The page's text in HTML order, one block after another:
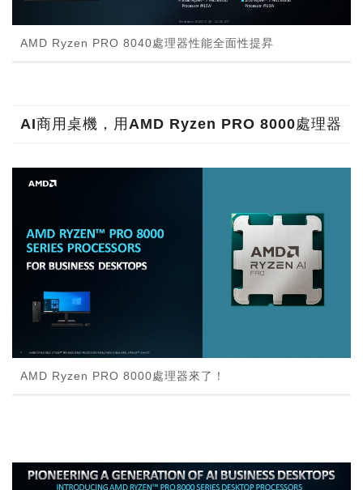
AMD Ryzen PRO 8040處理器性能全面性提昇
AI商用桌機，用AMD Ryzen PRO 8000處理器
AMD Ryzen PRO 8000處理器來了！